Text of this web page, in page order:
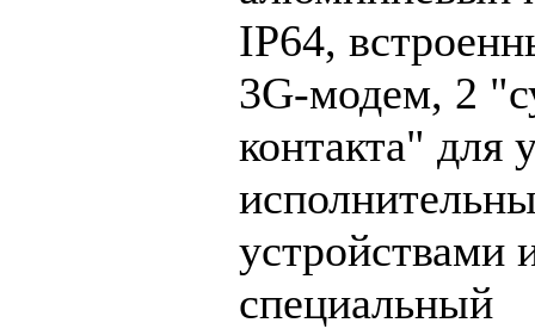
IP64,
3G-модем, 2
контакта" для
устройствами
специальный